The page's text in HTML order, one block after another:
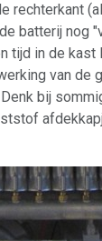
rechterkant
batterij nog
tijd in de
van de
bij